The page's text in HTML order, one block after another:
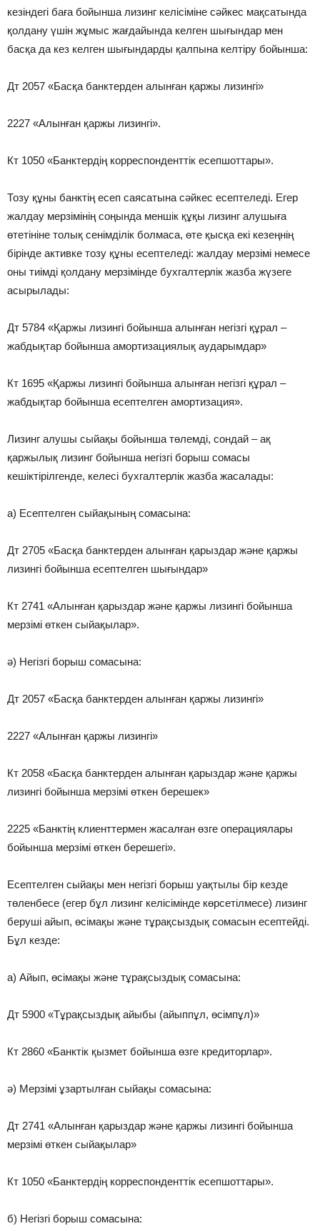
кезіндегі баға бойынша лизинг келісіміне сәйкес мақсатында
қолдану үшін жұмыс жағдайында келген шығындар мен
басқа да кез келген шығындарды қалпына келтіру бойынша:
Дт 2057 «Басқа банктерден алынған қаржы лизингі»
2227 «Алынған қаржы лизингі».
Кт 1050 «Банктердің корреспонденттік есепшоттары».
Тозу құны банктің есеп саясатына сәйкес есептеледі. Егер
жалдау мерзімінің соңында меншік құқы лизинг алушыға
өтетініне толық сенімділік болмаса, өте қысқа екі кезеңнің
бірінде активке тозу құны есептеледі: жалдау мерзімі немесе
оны тиімді қолдану мерзімінде бухгалтерлік жазба жүзеге
асырылады:
Дт 5784 «Қаржы лизингі бойынша алынған негізгі құрал –
жабдықтар бойынша амортизациялық аударымдар»
Кт 1695 «Қаржы лизингі бойынша алынған негізгі құрал –
жабдықтар бойынша есептелген амортизация».
Лизинг алушы сыйақы бойынша төлемді, сондай – ақ
қаржылық лизинг бойынша негізгі борыш сомасы
кешіктірілгенде, келесі бухгалтерлік жазба жасалады:
а) Есептелген сыйақының сомасына:
Дт 2705 «Басқа банктерден алынған қарыздар және қаржы
лизингі бойынша есептелген шығындар»
Кт 2741 «Алынған қарыздар және қаржы лизингі бойынша
мерзімі өткен сыйақылар».
ә) Негізгі борыш сомасына:
Дт 2057 «Басқа банктерден алынған қаржы лизингі»
2227 «Алынған қаржы лизингі»
Кт 2058 «Басқа банктерден алынған қарыздар және қаржы
лизингі бойынша мерзімі өткен берешек»
2225 «Банктің клиенттермен жасалған өзге операциялары
бойынша мерзімі өткен берешегі».
Есептелген сыйақы мен негізгі борыш уақтылы бір кезде
төленбесе (егер бұл лизинг келісімінде көрсетілмесе) лизинг
беруші айып, өсімақы және тұрақсыздық сомасын есептейді.
Бұл кезде:
а) Айып, өсімақы және тұрақсыздық сомасына:
Дт 5900 «Тұрақсыздық айыбы (айыппұл, өсімпұл)»
Кт 2860 «Банктік қызмет бойынша өзге кредиторлар».
ә) Мерзімі ұзартылған сыйақы сомасына:
Дт 2741 «Алынған қарыздар және қаржы лизингі бойынша
мерзімі өткен сыйақылар»
Кт 1050 «Банктердің корреспонденттік есепшоттары».
б) Негізгі борыш сомасына: